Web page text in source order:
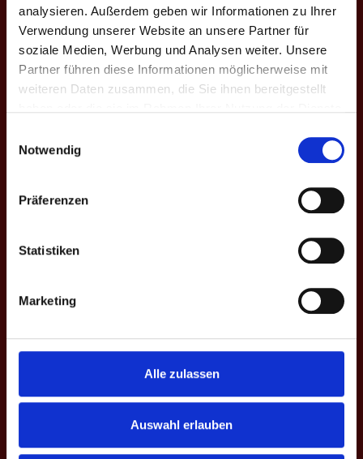
analysieren. Außerdem geben wir Informationen zu Ihrer
Verwendung unserer Website an unsere Partner für
soziale Medien, Werbung und Analysen weiter. Unsere
Partner führen diese Informationen möglicherweise mit
weiteren Daten zusammen, die Sie ihnen bereitgestellt
Notwendig
Präferenzen
Statistiken
Marketing
Alle zulassen
Auswahl erlauben
SAISON VII: RED CUPS HESSEN III - SPIELFREI
4. Bundesliga: Spieltag 3
12-4
SAISON VII: RED CUPS HESSEN III - PSG MAYENCE IV
8 -
SAISON VII: AIRBALL WETZLAR - RED CUPS HESSEN III